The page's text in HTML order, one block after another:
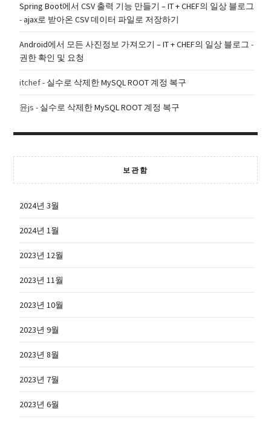
Spring Boot에서 CSV 출력 기능 만들기 – IT + CHEF의 일상 블로그
-ajax로 받아온 CSV 데이터 파일로 저장하기
Android에서 모든 사진정보 가져오기 – IT + CHEF의 일상 블로그 -
권한 확인 및 요청
itchef- 실수로 삭제한 MySQL ROOT 계정 복구
윤js - 실수로 삭제한 MySQL ROOT 계정 복구
보관함
2024년 3월
2024년 1월
2023년 12월
2023년 11월
2023년 10월
2023년 9월
2023년 8월
2023년 7월
2023년 6월